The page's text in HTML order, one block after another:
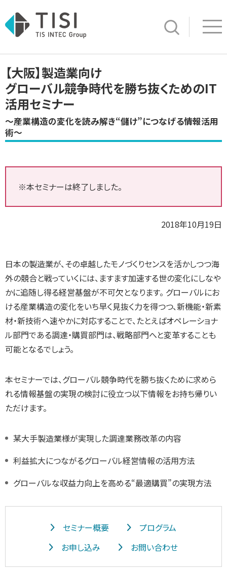
サイト内検索
【大阪】製造業向け
グローバル競争時代を勝ち抜くためのIT
活用セミナー
～産業構造の変化を読み解き“儲け”につなげる情報活用
術～
※本セミナーは終了しました。
2018年10月19日
日本の製造業が、その卓越したモノづくりセンスを活かしつつ海
外の競合と戦っていくには、ますます加速する世の変化にしなや
かに追随し得る経営基盤が不可欠となります。 グローバルにお
ける産業構造の変化をいち早く見抜く力を得つつ、新機能・新素
材・新技術へ速やかに対応することで、たとえばオペレーショナ
ル部門である調達・購買部門は、戦略部門へと変革することも
可能となるでしょう。
本セミナーでは、グローバル競争時代を勝ち抜くために求めら
れる情報基盤の実現の検討に役立つ以下情報をお持ち帰りい
ただけます。
某大手製造業様が実現した調達業務改革の内容
利益拡大につながるグローバル経営情報の活用方法
グローバルな収益力向上を高める“最適購買”の実現方法
セミナー概要
プログラム
お申し込み
お問い合わせ